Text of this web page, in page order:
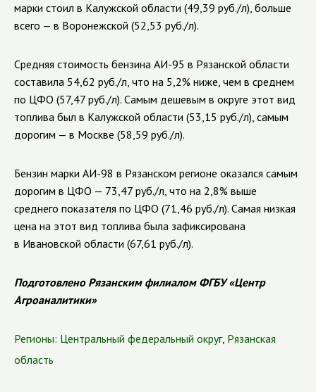
марки стоил в Калужской области (49,39 руб./л), больше
всего — в Воронежской (52,53 руб./л).
Средняя стоимость бензина АИ-95 в Рязанской области
составила 54,62 руб./л, что на 5,2% ниже, чем в среднем
по ЦФО (57,47 руб./л). Самым дешевым в округе этот вид
топлива был в Калужской области (53,15 руб./л), самым
дорогим — в Москве (58,59 руб./л).
Бензин марки АИ-98 в Рязанском регионе оказался самым
дорогим в ЦФО — 73,47 руб./л, что на 2,8% выше
среднего показателя по ЦФО (71,46 руб./л). Самая низкая
цена на этот вид топлива была зафиксирована
в Ивановской области (67,61 руб./л).
Подготовлено Рязанским филиалом ФГБУ «Центр
Агроаналитики»
Регионы: Центральный федеральный округ, Рязанская
область